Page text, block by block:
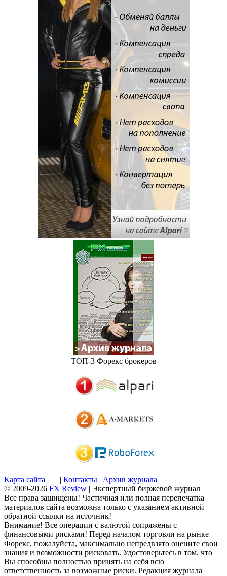
ТОП-3 Форекс брокеров
Карта сайта | Контакты | Архив журнала
© 2009-2026 FX Review | Экспертный биржевой журнал
Все права защищены! Частичная или полная перепечатка
материалов сайта возможна только с указанием активной
обратной ссылки на источник!
Внимание! Все операции с валютой сопряжены с
финансовыми рисками! Перед началом торговли на рынке
Форекс, пожалуйста, максимально непредвзято оцените свои
знания и возможности рисковать. Удостоверьтесь в том, что
Вы способны полностью принять на себя всю
ответственность за возможные риски. Редакция журнала